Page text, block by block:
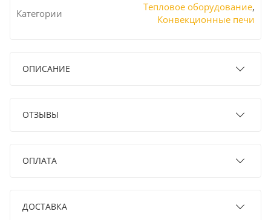
Категории
Тепловое оборудование,
Конвекционные печи
ОПИСАНИЕ
ОТЗЫВЫ
ОПЛАТА
ДОСТАВКА